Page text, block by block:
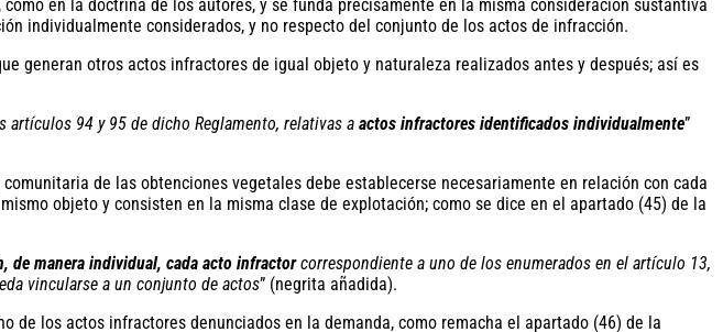
en la doctrina de los autores, y se funda precisamente en la misma consideración sustantiva
individualmente considerados, y no respecto del conjunto de los actos de infracción.
generan otros actos infractores de igual objeto y naturaleza realizados antes y después; así es
94 y 95 de dicho Reglamento, relativas a actos infractores identificados individualmente”
de las obtenciones vegetales debe establecerse necesariamente en relación con cada
objeto y consisten en la misma clase de explotación; como se dice en el apartado (45) de la
de manera individual, cada acto infractorcorrespondiente a uno de los enumerados en el artículo 13,
vincularse a un conjunto de actos” (negrita añadida).
los actos infractores denunciados en la demanda, como remacha el apartado (46) de la